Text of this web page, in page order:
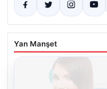
Yan Manşet